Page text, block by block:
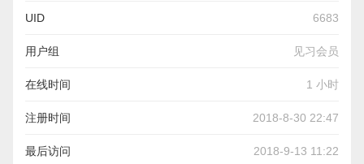
UID 6683
用户组 见习会员
在线时间 1 小时
注册时间 2018-8-30 22:47
最后访问 2018-9-13 11:22